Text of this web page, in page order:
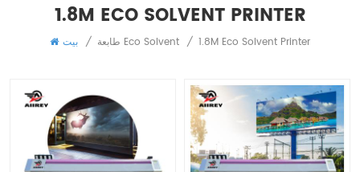
1.8M ECO SOLVENT PRINTER
بيت / طابعة Eco Solvent / 1.8M Eco Solvent Printer